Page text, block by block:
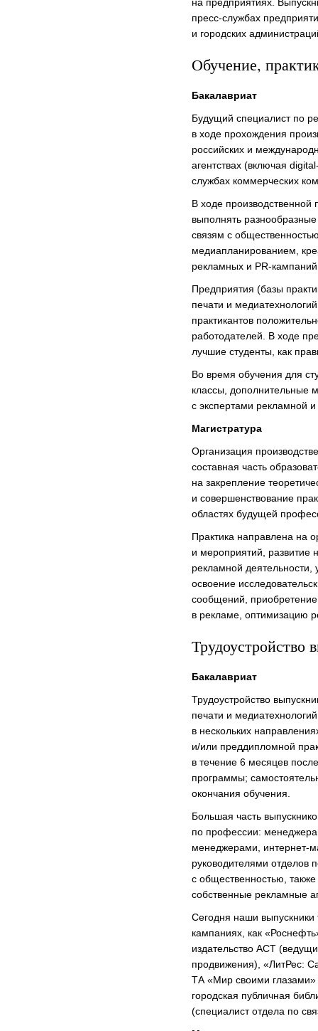
пресс-службах
и городских
Обучение,
Бакалавриат
Будущий специалист по
в ходе прохождения
российских и
агентствах (включая
службах коммерческих
В ходе производственной
выполнять
связям с
медиапланированием,
рекламных и PR-
Предприятия (базы
печати и
практикантов
работодателей. В ходе
лучшие студенты, как
Во время обучения для
классы, дополнительные
с экспертами рекламной
Магистратура
Организация
составная часть
на закрепление
и совершенствование
областях будущей
Практика направлена на
и мероприятий, развитие
рекламной
освоение
сообщений,
в рекламе, оптимизацию
Трудоустройство
Бакалавриат
Трудоустройство
печати и
в нескольких
и/или преддипломной
в течение 6 месяцев
программы;
окончания обучения.
Большая часть
по профессии:
менеджерами, интернет-
руководителями отделов
с общественностью,
собственные рекламные
Сегодня наши выпускники
кампаниях, как
издательство АСТ
продвижения), «ЛитРес:
ТА «Мир своими глазами»
городская публичная
(специалист отдела по